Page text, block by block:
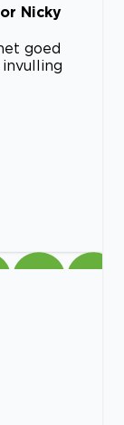
Nicky
goed